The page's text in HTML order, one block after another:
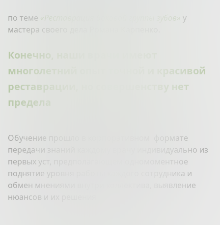
по теме «Реставрация боковой группы зубов» у
мастера своего дела Романа Карпенко.
Конечно, наши врачи имеют
многолетний опыт точной и красивой
реставрации, но совершенству нет
предела
Обучение прошло в корпоративном формате
передачи знаний каждому врачу индивидуально из
первых уст, предполагающем одномоментное
поднятие уровня работы каждого сотрудника и
обмен мнениями внутри коллектива, выявление
нюансов и их решения